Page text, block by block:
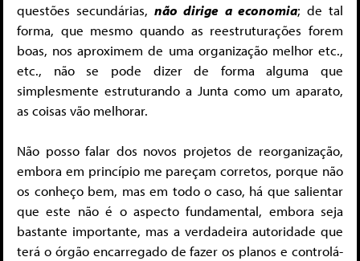
questões secundárias,não dirige a economia; de tal
forma, que mesmo quando as reestruturações forem
boas, nos aproximem de uma organização melhor etc.,
etc., não se pode dizer de forma alguma que
simplesmente estruturando a Junta como um aparato,
as coisas vão melhorar.
Não posso falar dos novos projetos de reorganização,
embora em princípio me pareçam corretos, porque não
os conheço bem, mas em todo o caso, há que salientar
que este não é o aspecto fundamental, embora seja
bastante importante, mas a verdadeira autoridade que
terá o órgão encarregado de fazer os planos e controlá-